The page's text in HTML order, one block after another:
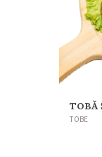
TOBĂ
TOBE